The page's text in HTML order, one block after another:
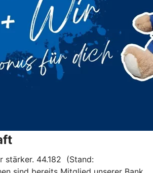
stärker. 44.182 (Stand: